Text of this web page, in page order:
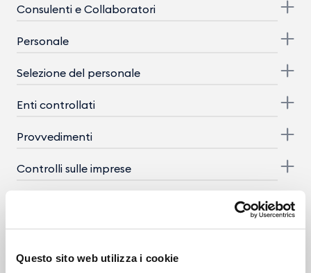
Questo sito web utilizza i cookie
Consulenti e Collaboratori
Personale
Selezione del personale
Enti controllati
Provvedimenti
Controlli sulle imprese
Bilanci
Beni immobili e gestione patrimonio